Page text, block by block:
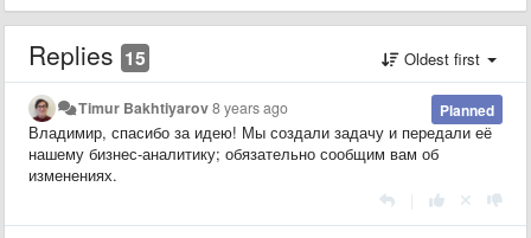
Replies 15 Oldest first
Planned
Timur Bakhtiyarov8 years ago
Владимир, спасибо за идею! Мы создали задачу и передали её
нашему бизнес-аналитику; обязательно сообщим вам об
изменениях.